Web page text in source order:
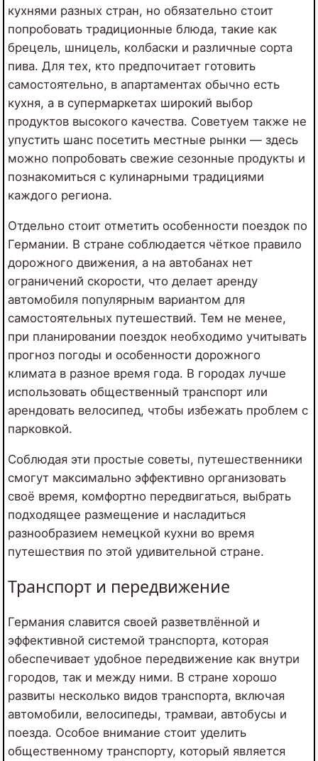
кухнями разных стран, но обязательно стоит
попробовать традиционные блюда, такие как
брецель, шницель, колбаски и различные сорта
пива. Для тех, кто предпочитает готовить
самостоятельно, в апартаментах обычно есть
кухня, а в супермаркетах широкий выбор
продуктов высокого качества. Советуем также не
упустить шанс посетить местные рынки — здесь
можно попробовать свежие сезонные продукты и
познакомиться с кулинарными традициями
каждого региона.
Отдельно стоит отметить особенности поездок по
Германии. В стране соблюдается чёткое правило
дорожного движения, а на автобанах нет
ограничений скорости, что делает аренду
автомобиля популярным вариантом для
самостоятельных путешествий. Тем не менее,
при планировании поездок необходимо учитывать
прогноз погоды и особенности дорожного
климата в разное время года. В городах лучше
использовать общественный транспорт или
арендовать велосипед, чтобы избежать проблем с
парковкой.
Соблюдая эти простые советы, путешественники
смогут максимально эффективно организовать
своё время, комфортно передвигаться, выбрать
подходящее размещение и насладиться
разнообразием немецкой кухни во время
путешествия по этой удивительной стране.
Транспорт и передвижение
Германия славится своей разветвлённой и
эффективной системой транспорта, которая
обеспечивает удобное передвижение как внутри
городов, так и между ними. В стране хорошо
развиты несколько видов транспорта, включая
автомобили, велосипеды, трамваи, автобусы и
поезда. Особое внимание стоит уделить
общественному транспорту, который является